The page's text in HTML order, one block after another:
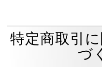
特定商取引
づ